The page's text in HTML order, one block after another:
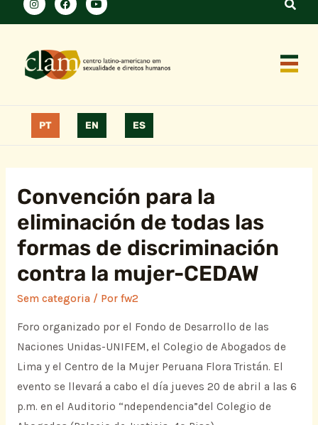
PT EN ES
Convención para la
eliminación de todas las
formas de discriminación
contra la mujer-CEDAW
Sem categoria/ Por fw2
Foro organizado por el Fondo de Desarrollo de las
Naciones Unidas-UNIFEM, el Colegio de Abogados de
Lima y el Centro de la Mujer Peruana Flora Tristán. El
evento se llevará a cabo el día jueves 20 de abril a las 6
p.m. en el Auditorio “ndependencia”del Colegio de